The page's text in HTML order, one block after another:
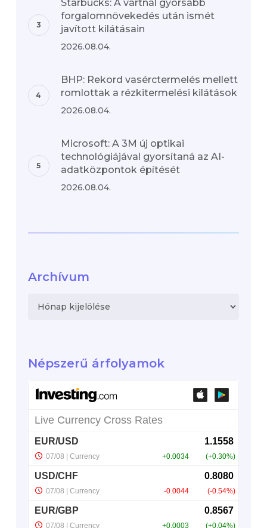
Starbucks: A vártnál gyorsabb
forgalomnövekedés után ismét
javított kilátásain
2026.08.04.
BHP: Rekord vasérctermelés mellett
romlottak a rézkitermelési kilátások
2026.08.04.
Microsoft: A 3M új optikai
technológiájával gyorsítaná az AI-
adatközpontok építését
2026.08.04.
Archívum
Népszerű árfolyamok